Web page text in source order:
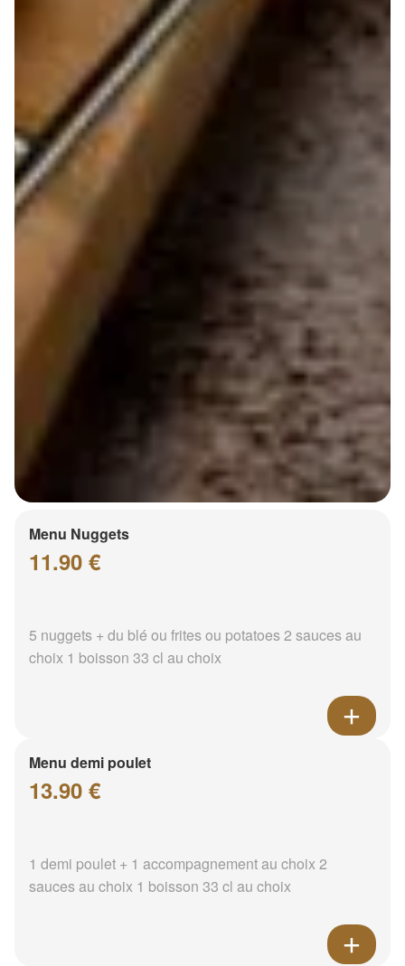
Menu Nuggets
11.90 €
5 nuggets + du blé ou frites ou potatoes 2 sauces au
choix 1 boisson 33 cl au choix
Menu demi poulet
13.90 €
1 demi poulet + 1 accompagnement au choix 2
sauces au choix 1 boisson 33 cl au choix